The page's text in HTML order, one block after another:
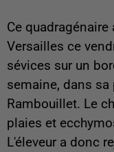
Ce
Versailles ce
sévices sur un
semaine, dans
Rambouillet. Le
plaies et
L'éleveur a donc